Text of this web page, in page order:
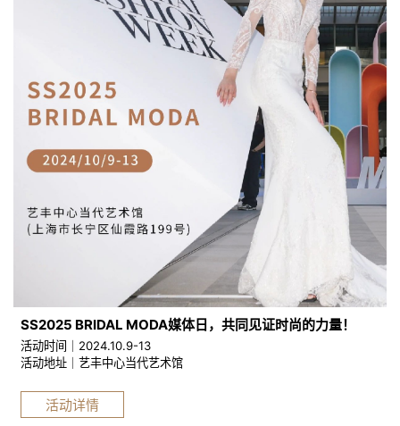
SS2025 BRIDAL MODA媒体日，共同见证时尚的力量！
活动时间｜2024.10.9-13
活动地址｜艺丰中心当代艺术馆
活动详情